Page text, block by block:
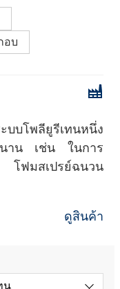
อบ
ะบบโพลียูรีเทนหนึ่ง
นาน เช่น ในการ
โฟมสเปรย์ฉนวน
ดูสินค้า
น